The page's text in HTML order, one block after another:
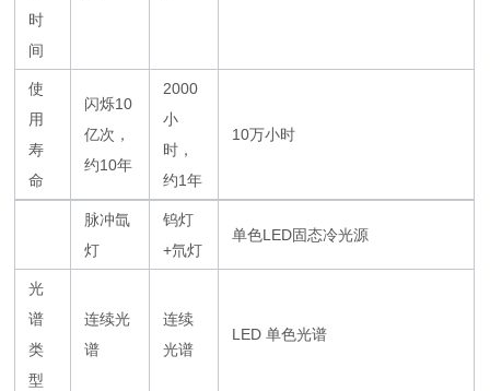
时
间
使
用
寿
命
闪烁10
亿次，
约10年
2000
小
时，
约1年
10万小时
脉冲氙
灯
钨灯
+氘灯
单色LED固态冷光源
光
谱
类
型
连续光
谱
连续
光谱
LED 单色光谱